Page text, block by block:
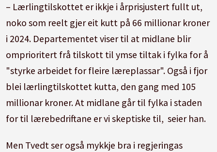
– Lærlingtilskottet er ikkje i årprisjustert fullt ut,
noko som reelt gjer eit kutt på 66 millionar kroner
i 2024. Departementet viser til at midlane blir
omprioritert frå tilskott til ymse tiltak i fylka for å
"styrke arbeidet for fleire læreplassar". Også i fjor
blei lærlingtilskottet kutta, den gang med 105
millionar kroner. At midlane går til fylka i staden
for til lærebedriftane er vi skeptiske til, seier han.
Men Tvedt ser også mykkje bra i regjeringas